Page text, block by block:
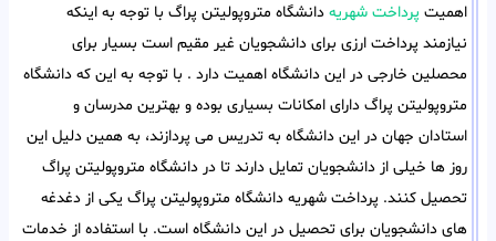
اهمیت پرداخت شهریه دانشگاه متروپولیتن پراگ با توجه به اینکه
نیازمند پرداخت ارزی برای دانشجویان غیر مقیم است بسیار برای
محصلین خارجی در این دانشگاه اهمیت دارد . با توجه به این که دانشگاه
متروپولیتن پراگ دارای امکانات بسیاری بوده و بهترین مدرسان و
استادان جهان در این دانشگاه به تدریس می پردازند، به همین دلیل این
روز ها خیلی از دانشجویان تمایل دارند تا در دانشگاه متروپولیتن پراگ
تحصیل کنند. پرداخت شهریه دانشگاه متروپولیتن پراگ یکی از دغدغه
های دانشجویان برای تحصیل در این دانشگاه است. با استفاده از خدمات